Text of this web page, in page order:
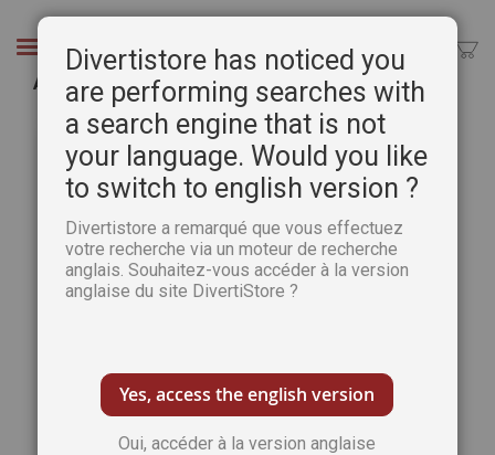
Chercher
AKIBA 5 - Spécial L'attaque des Titans
Passer
galerie
d’images
Divertistore has noticed you
are performing searches with
a search engine that is not
your language. Would you like
to switch to english version ?
Divertistore a remarqué que vous effectuez
votre recherche via un moteur de recherche
anglais. Souhaitez-vous accéder à la version
anglaise du site DivertiStore ?
Yes, access the english version
Oui, accéder à la version anglaise